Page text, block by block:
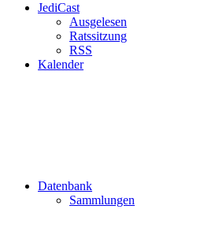
JediCast
Ausgelesen
Ratssitzung
RSS
Kalender
Datenbank
Sammlungen